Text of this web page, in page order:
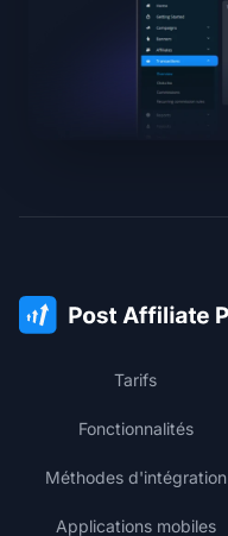
Tarifs
Fonctionnalités
Méthodes d'intégration
Applications mobiles